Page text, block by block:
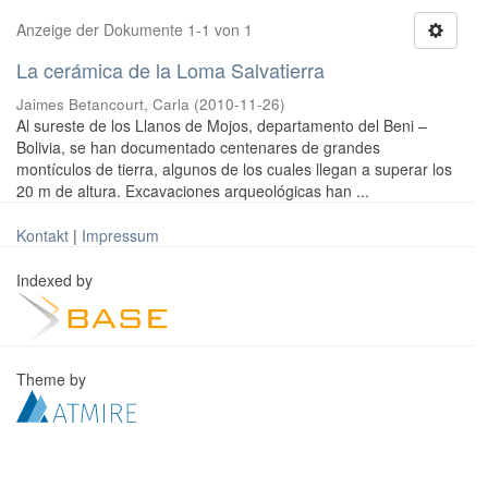
Anzeige der Dokumente 1-1 von 1
La cerámica de la Loma Salvatierra
Jaimes Betancourt, Carla (2010-11-26)
Al sureste de los Llanos de Mojos, departamento del Beni –
Bolivia, se han documentado centenares de grandes
montículos de tierra, algunos de los cuales llegan a superar los
20 m de altura. Excavaciones arqueológicas han ...
Kontakt | Impressum
Indexed by
Theme by